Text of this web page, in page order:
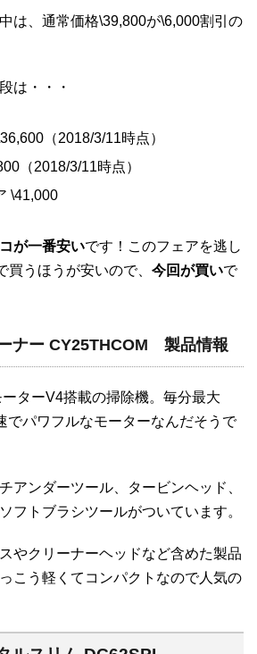
は、通常価格\39,800が\6,000割引の
は・・・
（2018/3/11時点）
（2018/3/11時点）
\41,000
が一番安いです！このフェアを逃し
買うほうが安いので、 今回が買いで
ナー CY25THCOM 製品情報
ターV4搭載の掃除機。毎分最大
でパワフルなモーターなんだそうで
アンダーツール、タービンヘッド、
フトブラシツールがついています。
やクリーナーヘッドなど含めた製品
こう軽くてコンパクトなので人気の